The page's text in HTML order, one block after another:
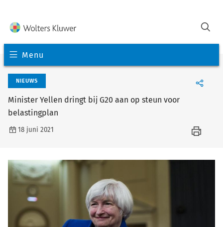
Menu
NIEUWS
Minister Yellen dringt bij G20 aan op steun voor
belastingplan
18 juni 2021